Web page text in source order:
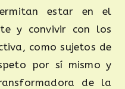
estar en el
y convivir con los
como sujetos de
por sí mismo y
de la